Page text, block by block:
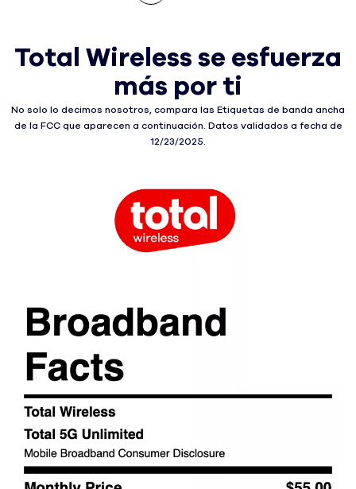
Total Wireless se esfuerza
más por ti
No solo lo decimos nosotros, compara las Etiquetas de banda ancha
de la FCC que aparecen a continuación. Datos validados a fecha de
12/23/2025.